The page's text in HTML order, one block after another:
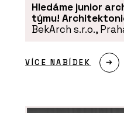
ŠKODA
trendy
Hledáme junior
týmu!
BekArch s.r.o.,
VÍCE NABÍDEK